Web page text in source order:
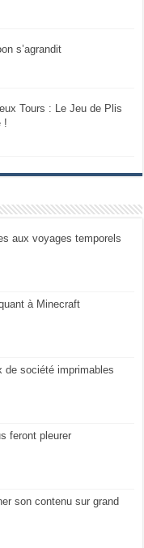
s’agrandit
Tours : Le Jeu de Plis
!
aux voyages temporels
à Minecraft
de société imprimables
feront pleurer
son contenu sur grand